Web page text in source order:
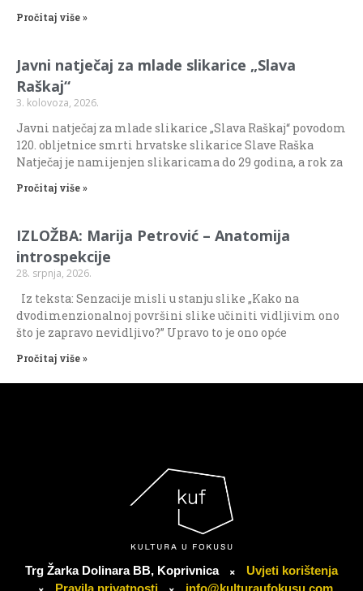
Pročitaj više »
Javni natječaj za mlade slikarice „Slava
Raškaj“
3. kolovoza, 2026.
Javni natječaj za mlade slikarice „Slava Raškaj“ povodom
120. obljetnice smrti hrvatske slikarice Slave Raška
Natječaj je namijenjen slikaricama do 29 godina, a rok za
Pročitaj više »
IZLOŽBA: Marija Petrović – Anatomija
introspekcije
28. srpnja, 2026.
Iz teksta: Senzacije misli u stanju slike „Kako na
dvodimenzionalnoj površini slike učiniti vidljivim ono
što je zapravo nevidljivo?” Upravo to je ono opće
Pročitaj više »
Trg Žarka Dolinara BB, Koprivnica
Uvjeti korištenja
Pravila privatnosti
info@kulturaufokusu.com